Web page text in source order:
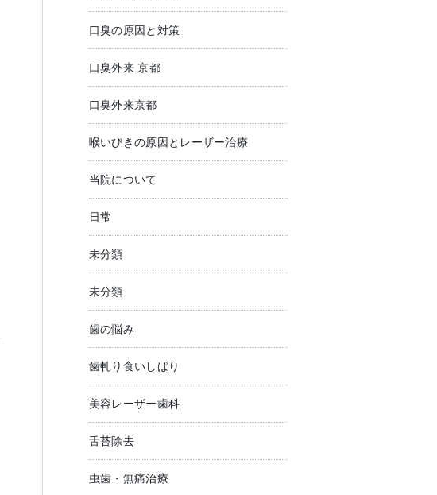
口臭の原因と対策
口臭外来 京都
口臭外来京都
喉いびきの原因とレーザー治療
当院について
日常
未分類
未分類
歯の悩み
歯軋り食いしばり
美容レーザー歯科
舌苔除去
虫歯・無痛治療